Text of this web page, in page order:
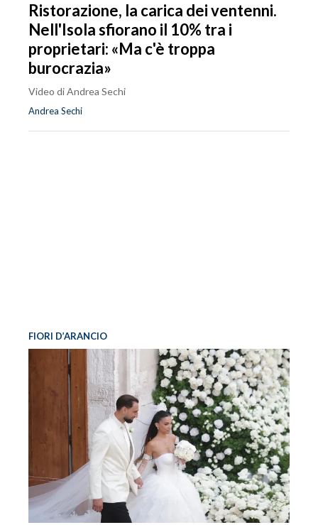
Ristorazione, la carica dei ventenni.
Nell'Isola sfiorano il 10% tra i
proprietari: «Ma c'è troppa
burocrazia»
Video di Andrea Sechi
Andrea Sechi
FIORI D’ARANCIO